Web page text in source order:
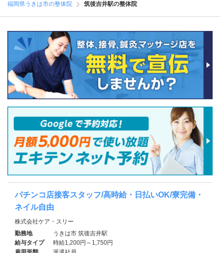
福岡県うきは市の整体院
筑後吉井駅の整体院
パチンコ店接客スタッフ/高時給・日払いOK/寮完備・
ネイル自由
株式会社ケア・スリー
勤務地
うきは市 筑後吉井駅
給与タイプ
時給1,200円～1,750円